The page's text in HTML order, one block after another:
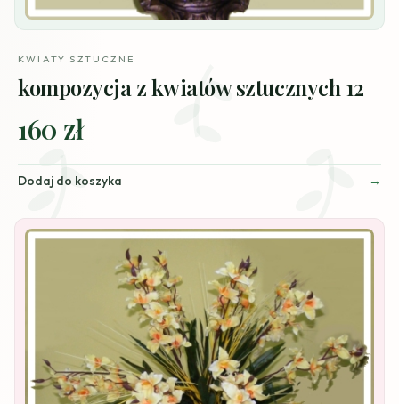
KWIATY SZTUCZNE
kompozycja z kwiatów sztucznych 12
160 zł
Dodaj do koszyka